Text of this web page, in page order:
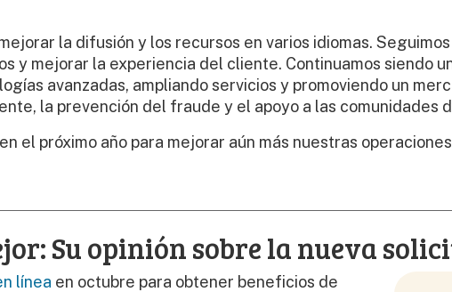
la difusión y los recursos en varios idiomas. Seguimos
y mejorar la experiencia del cliente. Continuamos siendo
avanzadas, ampliando servicios y promoviendo un
la prevención del fraude y el apoyo a las comunidades
el próximo año para mejorar aún más nuestras
Su opinión sobre la nueva
línea en octubre para obtener beneficios de